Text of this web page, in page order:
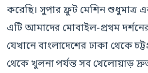
করেছি। সুপার ফ্রুট মেশিন শুধুমাত্র
এটি আমাদের মোবাইল-প্রথম
যেখানে বাংলাদেশের ঢাকা থেকে
থেকে খুলনা পর্যন্ত সব খেলোয়াড়